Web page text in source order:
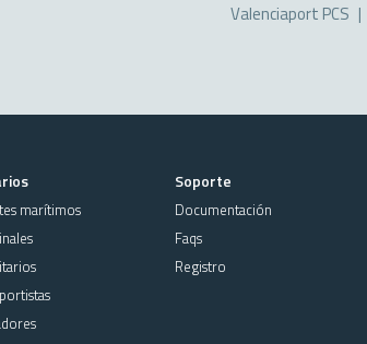
Valenciaport PCS
marítimos
Soporte
Documentación
Faqs
Registro